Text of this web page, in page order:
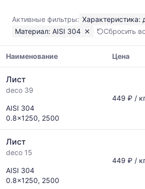
AISI
304
Показаны
минимальная,
медианная
цена
по
данным
прайс-
за
последний
Статистика
рассчитывается
Активные фильтры: Характеристика:
Материал: AISI 304
Сбросить
цен
на
указанием
ГОСТ,
размеров
по
запросу
Наименование Цена
Лист
deco 39
AISI 304
0.8x1250, 2500
449 ₽ /
Лист
deco 15
AISI 304
0.8x1250, 2500
449 ₽ /